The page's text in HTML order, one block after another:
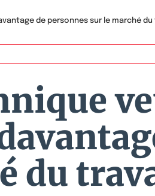
de personnes sur le marché du
du